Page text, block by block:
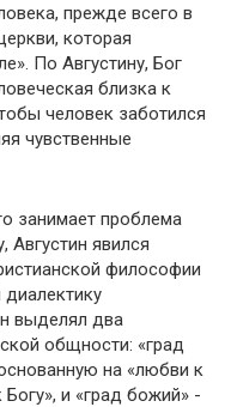
прежде всего в
которая
По Августину, Бог
близка к
человек заботился
чувственные
занимает проблема
Августин явился
философии
выделял два
общности: «град
на «любви к
и «град божий» -